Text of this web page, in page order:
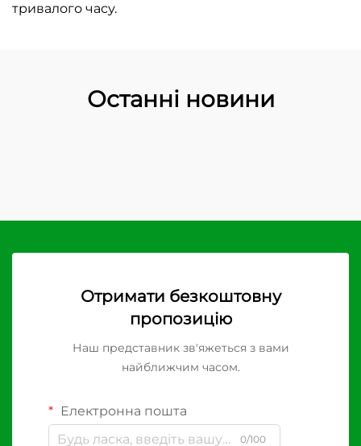
тривалого часу.
Останні новини
Отримати безкоштовну
пропозицію
Наш представник зв'яжеться з вами
найближчим часом.
Електронна пошта
0/100